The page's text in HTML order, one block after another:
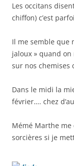
Les occitans
chiffon) c’est
Il me semble que
jaloux » quand
sur nos chemises
Dans le midi la
février…. chez
Mémé Marthe
sorcières si je